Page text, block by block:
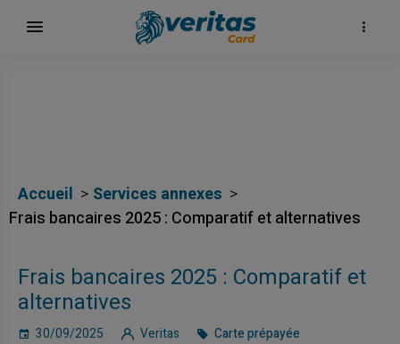
Accueil
Services annexes
Frais bancaires 2025 : Comparatif et alternatives
Frais bancaires 2025 : Comparatif et
alternatives
30/09/2025 Veritas Carte prépayée